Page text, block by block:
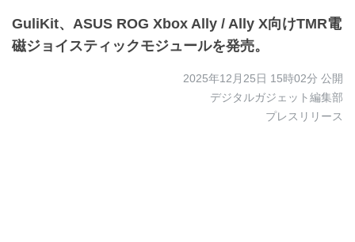
GuliKit、ASUS ROG Xbox Ally / Ally X向けTMR電
磁ジョイスティックモジュールを発売。
2025年12月25日 15時02分 公開
デジタルガジェット編集部
プレスリリース